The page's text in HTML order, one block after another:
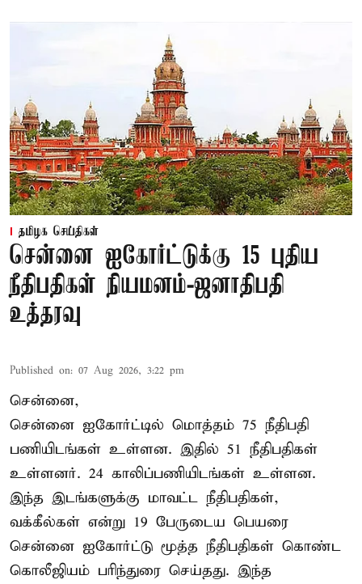
தமிழக செய்திகள்
சென்னை ஐகோர்ட்டுக்கு 15 புதிய
நீதிபதிகள் நியமனம்-ஜனாதிபதி
உத்தரவு
Published on: 07 Aug 2026, 3:22 pm
சென்னை,
சென்னை ஐகோர்ட்டில் மொத்தம் 75 நீதிபதி
பணியிடங்கள் உள்ளன. இதில் 51 நீதிபதிகள்
உள்ளனர். 24 காலிப்பணியிடங்கள் உள்ளன.
இந்த இடங்களுக்கு மாவட்ட நீதிபதிகள்,
வக்கீல்கள் என்று 19 பேருடைய பெயரை
சென்னை ஐகோர்ட்டு மூத்த நீதிபதிகள் கொண்ட
கொலீஜியம் பரிந்துரை செய்தது. இந்த